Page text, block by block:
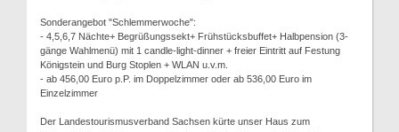
Sonderangebot "Schlemmerwoche":
- 4,5,6,7 Nächte+ Begrüßungssekt+ Frühstücksbuffet+ Halbpension (3-
gänge Wahlmenü) mit 1 candle-light-dinner + freier Eintritt auf Festung
Königstein und Burg Stoplen + WLAN u.v.m.
- ab 456,00 Euro p.P. im Doppelzimmer oder ab 536,00 Euro im
Einzelzimmer
Der Landestourismusverband Sachsen kürte unser Haus zum